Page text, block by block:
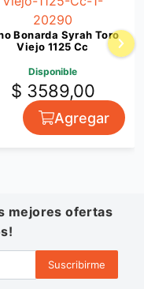
Bonarda Syrah Toro
Viejo 1125 Cc
Disponible
$ 3589,00
Agregar
mejores ofertas
Suscribirme